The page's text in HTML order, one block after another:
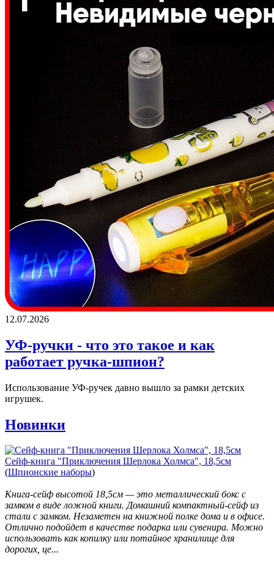
12.07.2026
УФ-ручки - что это такое и как
работает ручка-шпион?
Использование УФ-ручек давно вышло за рамки детских
игрушек.
Новинки
Сейф-книга "Приключения Шерлока Холмса", 18,5см
(Шпионские наборы)
Книга-сейф высотой 18,5см — это металлический бокс с
замком в виде ложной книги. Домашний компактный-сейф из
стали с замком. Незаметен на книжной полке дома и в офисе.
Отлично подойдет в качестве подарка или сувенира. Можно
использовать как копилку или потайное хранилище для
дорогих, це...